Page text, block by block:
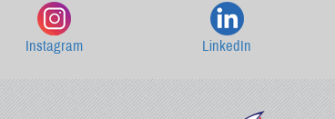
Instagram LinkedIn